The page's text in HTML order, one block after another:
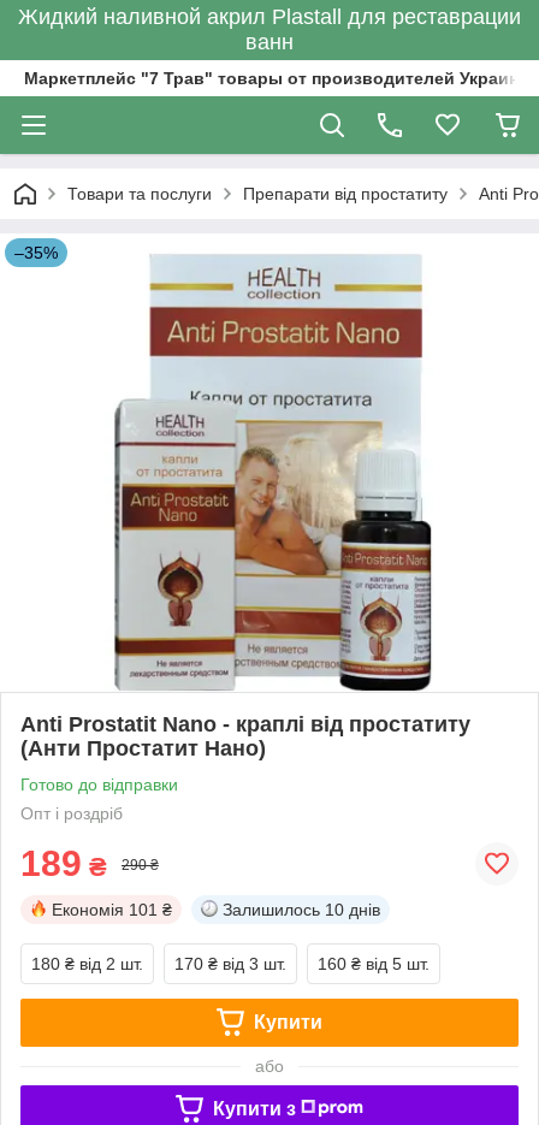
Жидкий наливной акрил Plastall для реставрации
ванн
Маркетплейс "7 Трав" товары от производителей
Товари та послуги Препарати від простатиту Anti
–35%
Anti Prostatit Nano - краплі від простатиту
(Анти Простатит Нано)
Готово до відправки
Опт і роздріб
189 ₴ 290 ₴
Економія 101 ₴ Залишилось 10 днів
180 ₴ від 2 шт. 170 ₴ від 3 шт. 160 ₴ від 5 шт.
Купити
або
Купити з